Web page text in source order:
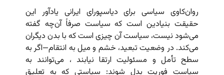
روان‌کاوی سیاسی برای دیاسپورای ایرانی یادآور این
حقیقت بنیادین است که سیاست صرفاً آن‌چه گفته
می‌شود نیست، سیاست آن چیزی است که با بدن دیگران
می‌کند. در وضعیت تبعید، خشم و میل به انتقام—اگر به
سطح تأمل و مسئولیت ارتقا نیابند ، می‌توانند به
سیاستِ فوریت بدل شوند: سیاستی که به تعلیق